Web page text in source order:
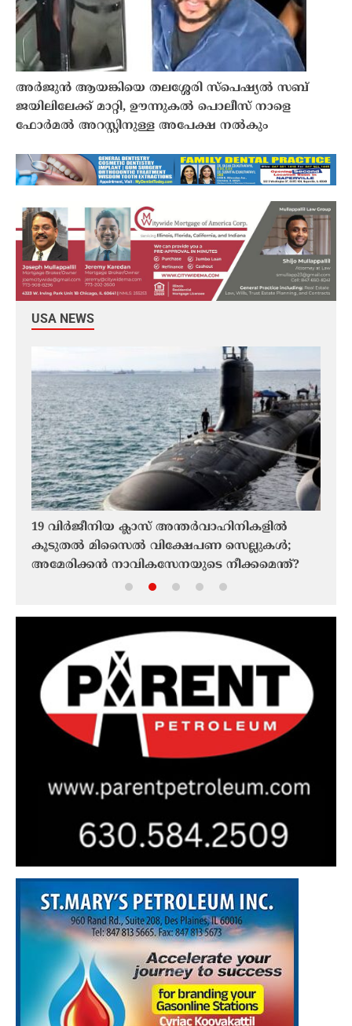
അർജുൻ ആയങ്കിയെ തലശ്ശേരി സ്‌പെഷ്യൽ സബ്
ജയിലിലേക്ക് മാറ്റി, ഊന്നുകൽ പൊലീസ് നാളെ
ഫോർമൽ അറസ്റ്റിനുള്ള അപേക്ഷ നൽകും
USA NEWS
19 വിർജീനിയ ക്ലാസ് അന്തർവാഹിനികളിൽ
കൂടുതൽ മിസൈൽ വിക്ഷേപണ സെല്ലുകൾ;
അമേരിക്കൻ നാവികസേനയുടെ നീക്കമെന്ത്?